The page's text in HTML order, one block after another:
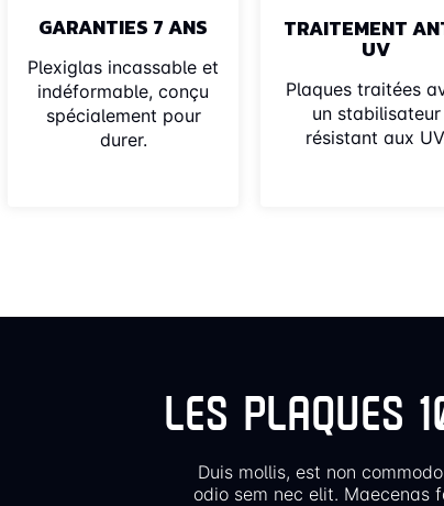
GARANTIES 7 ANS
Plexiglas incassable et
indéformable, conçu
spécialement pour
durer.
TRAITEMENT
UV
Plaques traitées
un stabilisateur
résistant aux
LES PLAQUES
Duis mollis, est non
odio sem nec elit. Maecenas